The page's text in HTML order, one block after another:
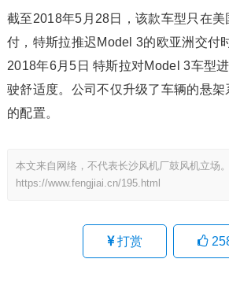
截至2018年5月28日，该款车型只在美
付，特斯拉推迟Model 3的欧亚洲交付
2018年6月5日 特斯拉对Model 3车型
驶舒适度。公司不仅升级了车辆的悬
的配置。
本文来自网络，不代表长沙风机厂鼓风机立场
https://www.fengjiai.cn/195.html
打赏